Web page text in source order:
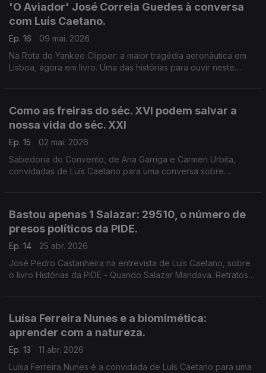
'O Aviador' José Correia Guedes à conversa
com Luís Caetano.
Ep. 16
09 mai. 2026
Na Rota do Yankee Clipper: a maior tragédia aeronáutica em
Lisboa, agora em livro. Uma das histórias para ouvir neste
Como as freiras do séc. XVI podem salvar a
nossa vida do séc. XXI
Ep. 15
02 mai. 2026
Sabedoria do Convento, de Ana Garriga e Carmen Urbita,
convidadas de Luís Caetano para uma conversa sobre
Bastou apenas 1 Salazar: 29510, o número de
presos políticos da PIDE.
Ep. 14
25 abr. 2026
José Pedro Castanheira na entrevista de Luís Caetano, sobre
o livro Histórias da PIDE - Quando Salazar Mandava. Retratos
Luísa Ferreira Nunes e a biomimética:
aprender com a natureza.
Ep. 13
11 abr. 2026
Luísa Ferreira Nunes é a convidada de Luís Caetano para uma